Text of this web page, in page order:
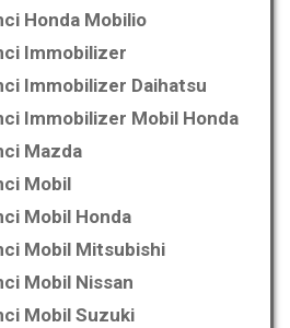
Honda Mobilio
Immobilizer
Immobilizer Daihatsu
Immobilizer Mobil Honda
Mazda
Mobil
Mobil Honda
Mobil Mitsubishi
Mobil Nissan
Mobil Suzuki